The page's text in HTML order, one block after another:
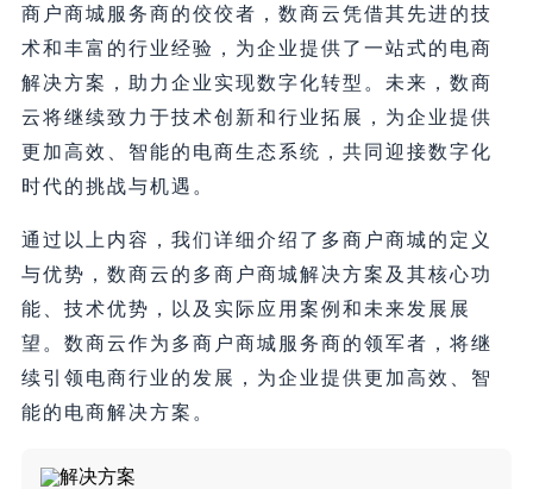
商户商城服务商的佼佼者，数商云凭借其先进的技
术和丰富的行业经验，为企业提供了一站式的电商
解决方案，助力企业实现数字化转型。未来，数商
云将继续致力于技术创新和行业拓展，为企业提供
更加高效、智能的电商生态系统，共同迎接数字化
时代的挑战与机遇。
通过以上内容，我们详细介绍了多商户商城的定义
与优势，数商云的多商户商城解决方案及其核心功
能、技术优势，以及实际应用案例和未来发展展
望。数商云作为多商户商城服务商的领军者，将继
续引领电商行业的发展，为企业提供更加高效、智
能的电商解决方案。